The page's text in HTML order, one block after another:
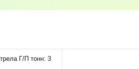
Г/П тонн: 3